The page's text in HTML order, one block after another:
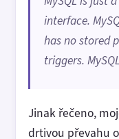
interface.
has no stored
triggers.
Jinak řečeno,
drtivou převahu